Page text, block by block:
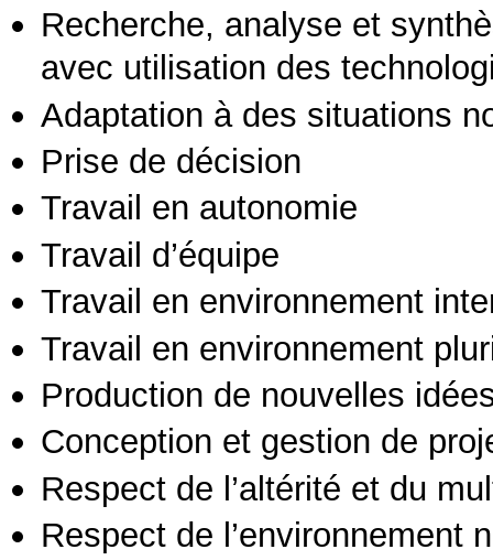
Recherche, analyse et
avec utilisation des
Adaptation à des situations
Prise de décision
Travail en autonomie
Travail d’équipe
Travail en environnement
Travail en environnement
Production de nouvelles
Conception et gestion de
Respect de l’altérité et du
Respect de l’environnement